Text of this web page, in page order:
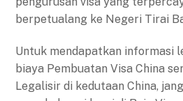
berpetualang ke Negeri Tirai
Untuk mendapatkan informasi
biaya Pembuatan Visa China
Legalisir di kedutaan China,